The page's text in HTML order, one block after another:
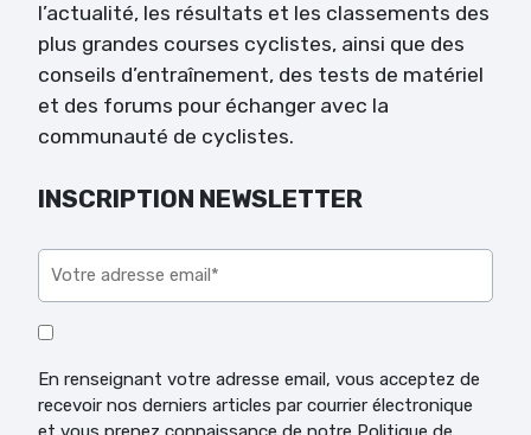
l’actualité, les résultats et les classements des
plus grandes courses cyclistes, ainsi que des
conseils d’entraînement, des tests de matériel
et des forums pour échanger avec la
communauté de cyclistes.
INSCRIPTION NEWSLETTER
En renseignant votre adresse email, vous acceptez de
recevoir nos derniers articles par courrier électronique